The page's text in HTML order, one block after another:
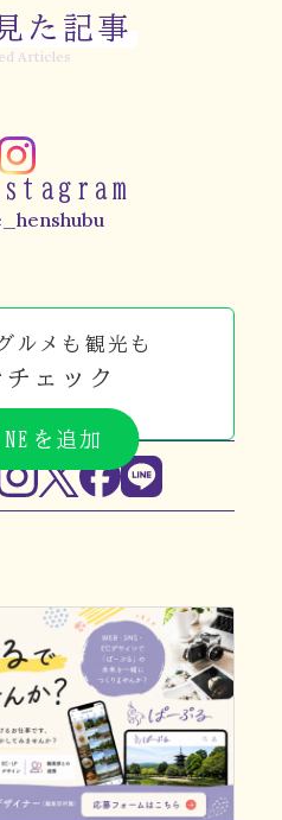
た記事
Articles
ルメも観光も
チェック
を追加